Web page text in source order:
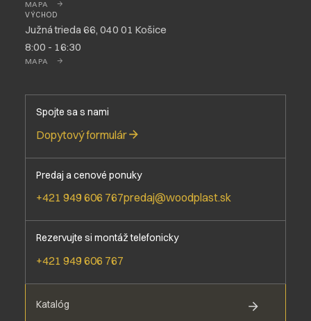
MAPA
VÝCHOD
Južná trieda 66, 040 01 Košice
8:00 - 16:30
MAPA
Spojte sa s nami
Dopytový formulár
Predaj a cenové ponuky
+421 949 606 767predaj@woodplast.sk
Rezervujte si montáž telefonicky
+421 949 606 767
Katalóg